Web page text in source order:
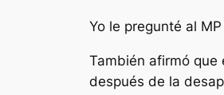
Yo le pregunté al
También afirmó que
después de la